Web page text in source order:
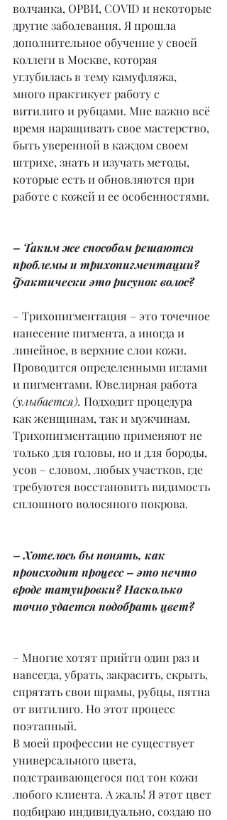
волчанка, ОРВИ, COVID и некоторые
другие заболевания. Я прошла
дополнительное обучение у своей
коллеги в Москве, которая
углубилась в тему камуфляжа,
много практикует работу с
витилиго и рубцами. Мне важно всё
время наращивать свое мастерство,
быть уверенной в каждом своем
штрихе, знать и изучать методы,
которые есть и обновляются при
работе с кожей и ее особенностями.
– Таким же способом решаются
проблемы и трихопигментации?
Фактически это рисунок волос?
– Трихопигментация – это точечное
нанесение пигмента, а иногда и
линейное, в верхние слои кожи.
Проводится определенными иглами
и пигментами. Ювелирная работа
(улыбается). Подходит процедура
как женщинам, так и мужчинам.
Трихопигментацию применяют не
только для головы, но и для бороды,
усов – словом, любых участков, где
требуются восстановить видимость
сплошного волосяного покрова.
– Хотелось бы понять, как
происходит процесс – это нечто
вроде татуировки? Насколько
точно удается подобрать цвет?
– Многие хотят прийти один раз и
навсегда, убрать, закрасить, скрыть,
спрятать свои шрамы, рубцы, пятна
от витилиго. Но этот процесс
поэтапный.
В моей профессии не существует
универсального цвета,
подстраивающегося под тон кожи
любого клиента. А жаль! Я этот цвет
подбираю индивидуально, создаю по